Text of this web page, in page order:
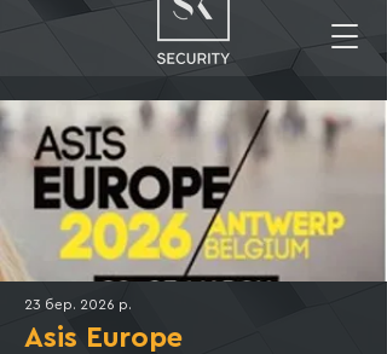
23 бер. 2026 р.
Asis Europe